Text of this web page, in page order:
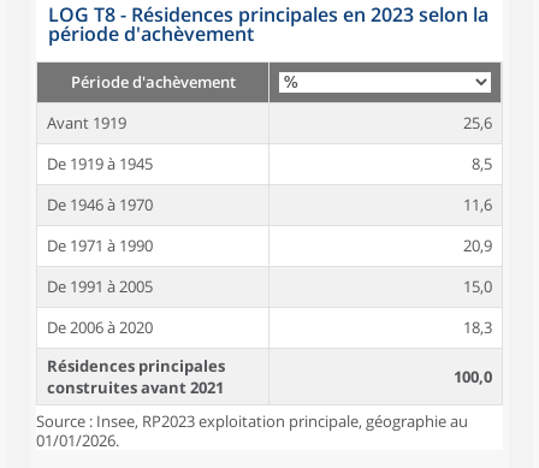
LOG T8 - Résidences principales en 2023 selon la
période d'achèvement
Période d'achèvement
Avant 1919
25,6
De 1919 à 1945
8,5
De 1946 à 1970
11,6
De 1971 à 1990
20,9
De 1991 à 2005
15,0
De 2006 à 2020
18,3
Résidences principales
construites avant 2021
100,0
Source : Insee, RP2023 exploitation principale, géographie au
01/01/2026.